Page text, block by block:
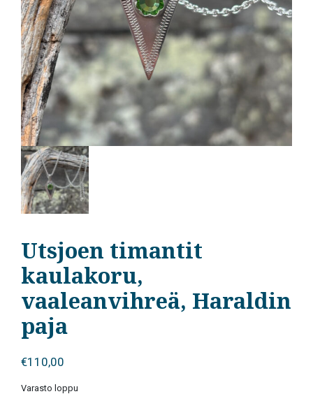
Utsjoen timantit
kaulakoru,
vaaleanvihreä, Haraldin
paja
€110,00
Varasto loppu